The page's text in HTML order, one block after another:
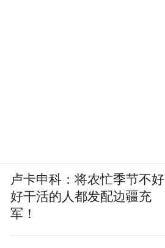
卢卡申科：将农忙季节不好
好干活的人都发配边疆充
军！